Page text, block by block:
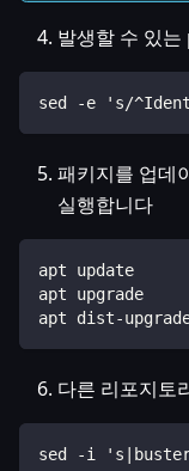
발생할 수 있
sed -e 's/
패키지를 업데
실행합니다
apt update
apt upgrade
apt dist-
다른 리포지토
sed -i